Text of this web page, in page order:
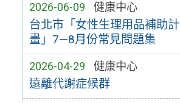
2026-06-09 健康中心
台北市「女性生理用品補助計
畫」7—8月份常見問題集
2026-04-29 健康中心
遠離代謝症候群